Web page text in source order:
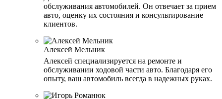
обслуживания автомобилей. Он отвечает за прием
авто, оценку их состояния и консультирование
клиентов.
Алексей Мельник
Алексей специализируется на ремонте и
обслуживании ходовой части авто. Благодаря его
опыту, ваш автомобиль всегда в надежных руках.